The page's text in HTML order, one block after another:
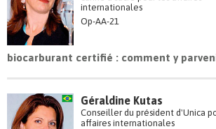
internationales
Op-AA-21
biocarburant certifié : comment y
Géraldine Kutas
Conseiller du président d'Unica
affaires internationales